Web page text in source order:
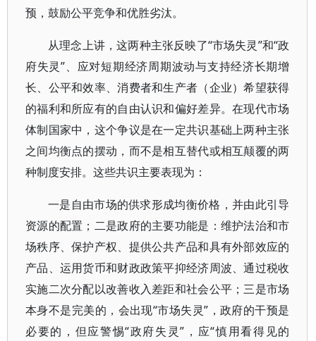
预，鼓励公平竞争和优胜劣汰。
从理念上讲，这两种主张反映了“市场失灵”和“政
府失灵”、应对短期经济周期波动与支持经济长期增
长、公平和效率、消费者和生产者（企业）希望获得
的福利和所应有的自由认识和偏好差异。在现代市场
体制国家中，这个争议是在一定共识基础上两种主张
之间均衡点的摆动，而不是相互替代或相互颠覆的两
种制度安排。这些共识主要表现为：
一是自由市场的供求形成均衡价格，并由此引导
资源的配置；二是政府的主要功能是：维护法治和市
场秩序、保护产权、提供公共产品和具有外部效应的
产品、运用货币和财政政策平抑经济周波、通过税收
实施二次分配以改善收入差距和社会公平；三是市场
本身不是完美的，会出现“市场失灵”，政府的干预是
必要的，但应警惕“政府失灵”，应“慎用看得见的